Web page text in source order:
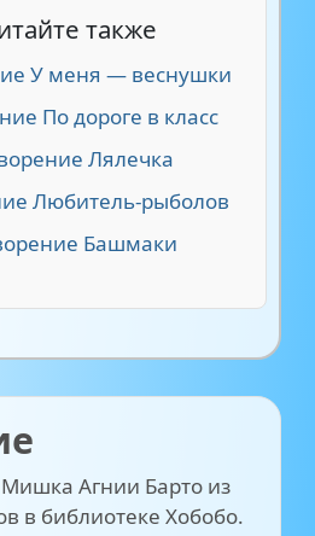
также
У меня — веснушки
По дороге в класс
Лялечка
Любитель-рыболов
Башмаки
Агнии Барто из
в библиотеке Хобобо.